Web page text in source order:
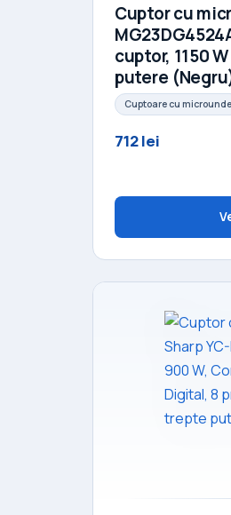
Cuptor cu
cuptor, 1150
putere
Cuptoare cu microunde
712 lei